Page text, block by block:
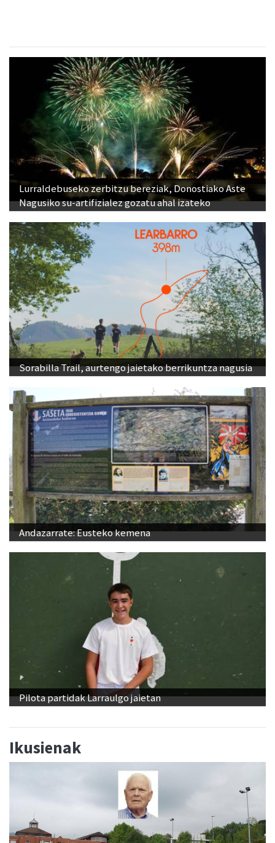
Lurraldebuseko zerbitzu bereziak, Donostiako Aste
Nagusiko su-artifizialez gozatu ahal izateko
Sorabilla Trail, aurtengo jaietako berrikuntza nagusia
Andazarrate: Eusteko kemena
Pilota partidak Larraulgo jaietan
Ikusienak